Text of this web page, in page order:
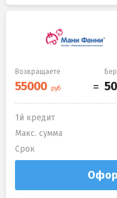
Возвращаете
1й кредит
Макс. сумма
Срок